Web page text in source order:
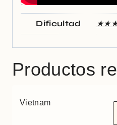
Dificultad
Productos
Vietnam